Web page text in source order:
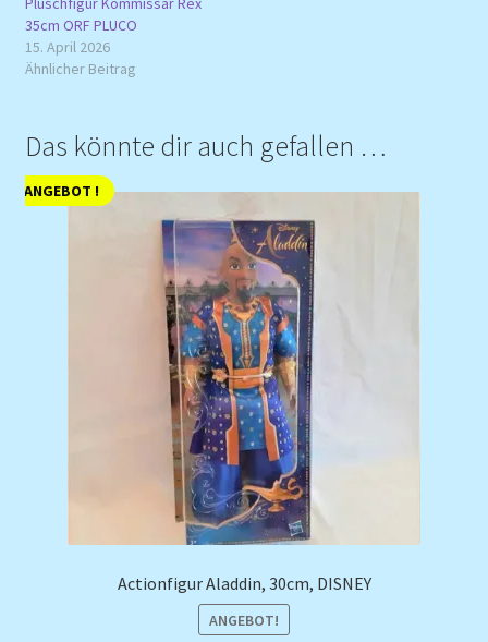
35cm ORF PLUCO
15. April 2026
Ähnlicher Beitrag
Das könnte dir auch gefallen …
ANGEBOT !
Actionfigur Aladdin, 30cm, DISNEY
ANGEBOT!